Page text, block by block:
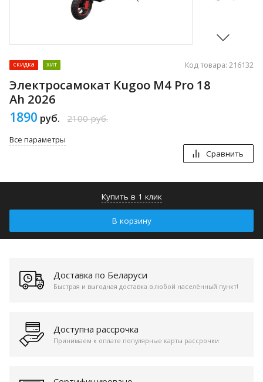
скидка хит Код товара: 216132
Электросамокат Kugoo M4 Pro 18
Ah 2026
1890 руб. 2100руб.
Все параметры
Сравнить
Купить в 1 клик
В корзину
Доставка по Беларуси
Быстрая и выгодная доставка в любой населённый пункт!
Доступна рассрочка
Принимаем к оплате популярные карты рассрочки